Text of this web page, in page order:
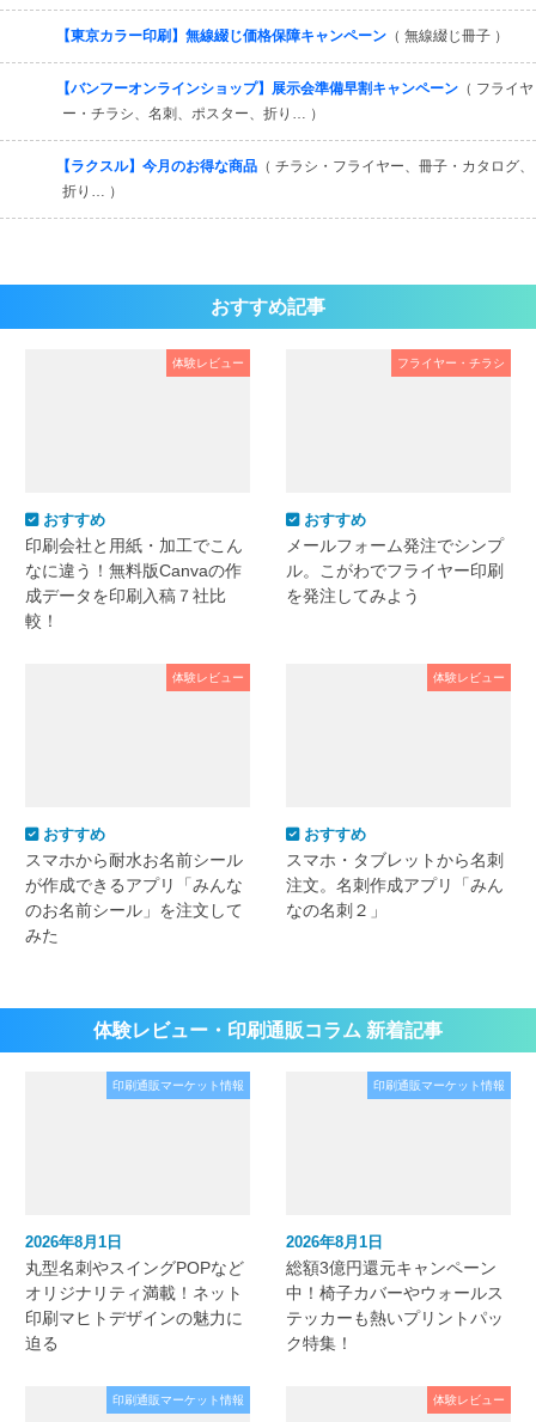
【東京カラー印刷】無線綴じ価格保障キャンペーン （ 無線綴じ冊子 ）
【バンフーオンラインショップ】展示会準備早割キャンペーン （ フライヤ
ー・チラシ、名刺、ポスター、折り… ）
【ラクスル】今月のお得な商品 （ チラシ・フライヤー、冊子・カタログ、
折り… ）
おすすめ記事
体験レビュー
おすすめ
印刷会社と用紙・加工でこん
なに違う！無料版Canvaの作
成データを印刷入稿７社比
較！
フライヤー・チラシ
おすすめ
メールフォーム発注でシンプ
ル。こがわでフライヤー印刷
を発注してみよう
体験レビュー
おすすめ
スマホから耐水お名前シール
が作成できるアプリ「みんな
のお名前シール」を注文して
みた
体験レビュー
おすすめ
スマホ・タブレットから名刺
注文。名刺作成アプリ「みん
なの名刺２」
体験レビュー・印刷通販コラム 新着記事
印刷通販マーケット情報
2026年8月1日
丸型名刺やスイングPOPなど
オリジナリティ満載！ネット
印刷マヒトデザインの魅力に
迫る
印刷通販マーケット情報
2026年8月1日
総額3億円還元キャンペーン
中！椅子カバーやウォールス
テッカーも熱いプリントパッ
ク特集！
印刷通販マーケット情報 体験レビュー